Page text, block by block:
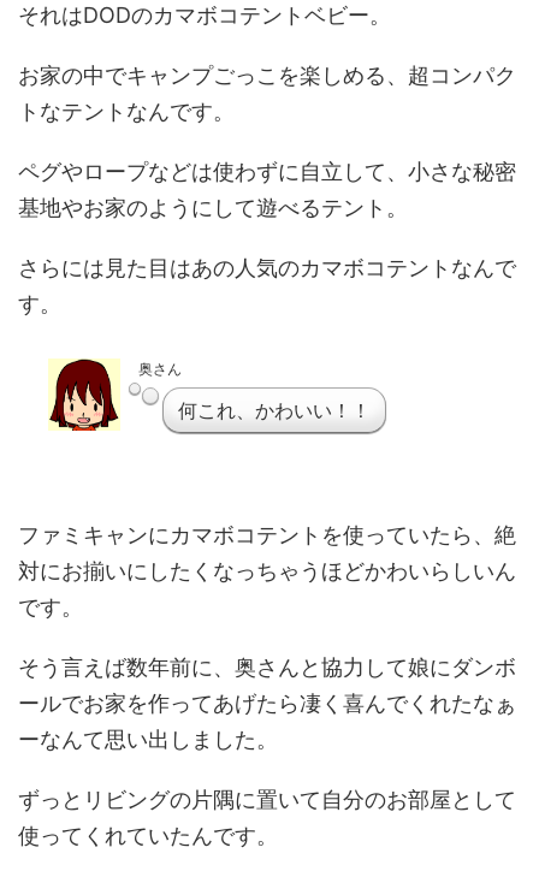
それはDODのカマボコテントベビー。
お家の中でキャンプごっこを楽しめる、超コンパク
トなテントなんです。
ペグやロープなどは使わずに自立して、小さな秘密
基地やお家のようにして遊べるテント。
さらには見た目はあの人気のカマボコテントなんで
す。
奥さん
何これ、かわいい！！
ファミキャンにカマボコテントを使っていたら、絶
対にお揃いにしたくなっちゃうほどかわいらしいん
です。
そう言えば数年前に、奥さんと協力して娘にダンボ
ールでお家を作ってあげたら凄く喜んでくれたなぁ
ーなんて思い出しました。
ずっとリビングの片隅に置いて自分のお部屋として
使ってくれていたんです。